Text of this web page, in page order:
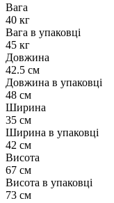
Вага
40 кг
Вага в упаковці
45 кг
Довжина
42.5 см
Довжина в упаковці
48 см
Ширина
35 см
Ширина в упаковці
42 см
Висота
67 см
Висота в упаковці
73 см